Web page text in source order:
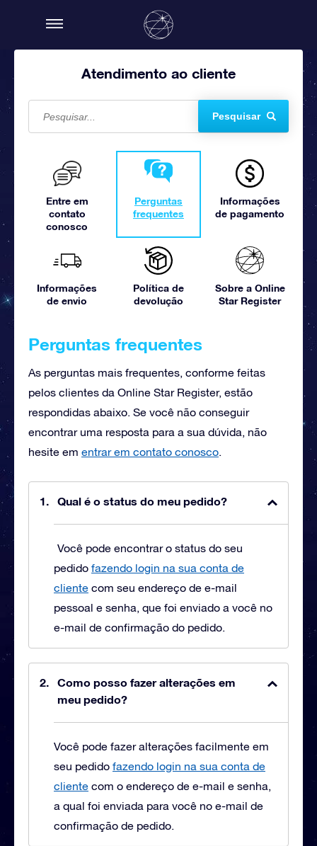
Atendimento ao cliente
Pesquisar
Entre em
contato
conosco
Perguntas
frequentes
Informações
de pagamento
Informações
de envio
Política de
devolução
Sobre a Online
Star Register
Perguntas frequentes
As perguntas mais frequentes, conforme feitas
pelos clientes da Online Star Register, estão
respondidas abaixo. Se você não conseguir
encontrar uma resposta para a sua dúvida, não
hesite em entrar em contato conosco.
Qual é o status do meu pedido?
Você pode encontrar o status do seu
pedido fazendo login na sua conta de
cliente com seu endereço de e-mail
pessoal e senha, que foi enviado a você no
e-mail de confirmação do pedido.
Como posso fazer alterações em
meu pedido?
Você pode fazer alterações facilmente em
seu pedido fazendo login na sua conta de
cliente com o endereço de e-mail e senha,
a qual foi enviada para você no e-mail de
confirmação de pedido.